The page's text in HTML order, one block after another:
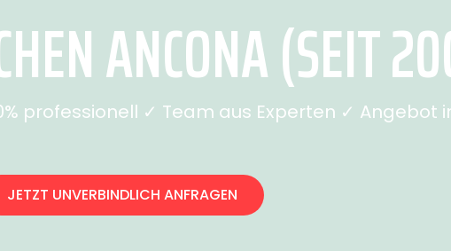
ANCONA (SEIT
professionell ✓ Team aus Experten ✓ Angebot
JETZT UNVERBINDLICH ANFRAGEN